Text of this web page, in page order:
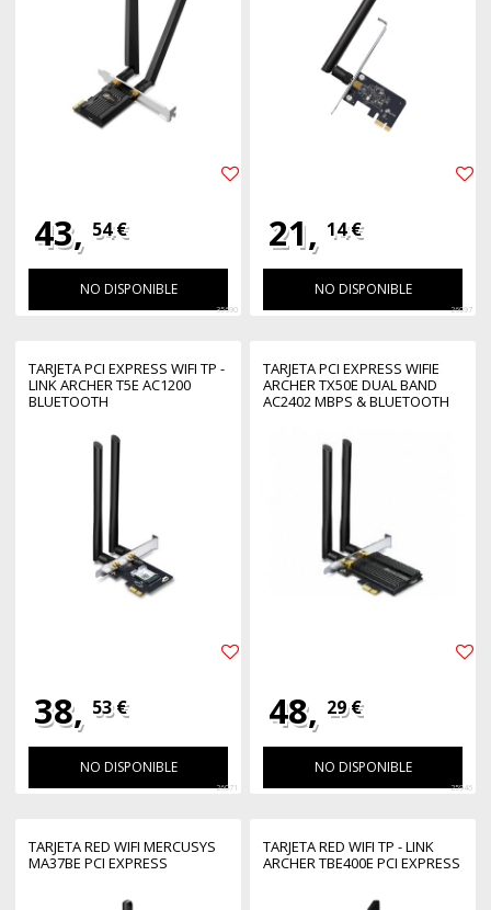
43, 54 €
NO DISPONIBLE
35690
21, 14 €
NO DISPONIBLE
26097
TARJETA PCI EXPRESS WIFI TP -
LINK ARCHER T5E AC1200
BLUETOOTH
38, 53 €
NO DISPONIBLE
26071
TARJETA PCI EXPRESS WIFIE
ARCHER TX50E DUAL BAND
AC2402 MBPS & BLUETOOTH
48, 29 €
NO DISPONIBLE
25946
TARJETA RED WIFI MERCUSYS
MA37BE PCI EXPRESS
TARJETA RED WIFI TP - LINK
ARCHER TBE400E PCI EXPRESS